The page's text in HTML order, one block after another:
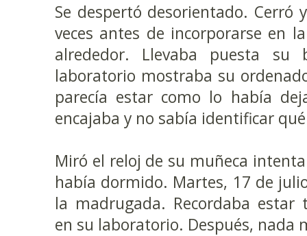
Se despertó desorientado. Cerró
veces antes de incorporarse en
alrededor. Llevaba puesta
laboratorio mostraba su
parecía estar como lo había
encajaba y no sabía identificar
Miró el reloj de su muñeca
había dormido. Martes, 17 de
la madrugada. Recordaba estar
en su laboratorio. Después, nada